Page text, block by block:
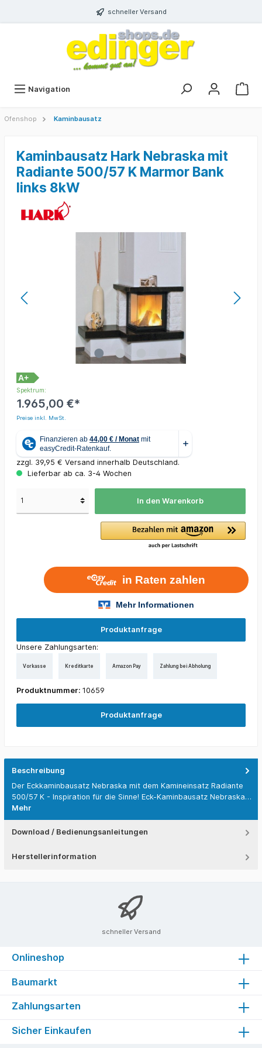
schneller Versand
Navigation
Ofenshop Kaminbausatz
Kaminbausatz Hark Nebraska mit
Radiante 500/57 K Marmor Bank
links 8kW
A+
Spektrum:
1.965,00 €*
Preise inkl. MwSt.
zzgl. 39,95 € Versand innerhalb Deutschland.
Lieferbar ab ca. 3-4 Wochen
In den Warenkorb
Produktanfrage
Unsere Zahlungsarten:
Vorkasse Kreditkarte Amazon Pay Zahlung bei Abholung
Produktnummer: 10659
Produktanfrage
Beschreibung
Der Eckkaminbausatz Nebraska mit dem Kamineinsatz Radiante
500/57 K - Inspiration für die Sinne! Eck-Kaminbausatz Nebraska…
Mehr
Download / Bedienungsanleitungen
Herstellerinformation
schneller Versand
Onlineshop
Baumarkt
Zahlungsarten
Sicher Einkaufen